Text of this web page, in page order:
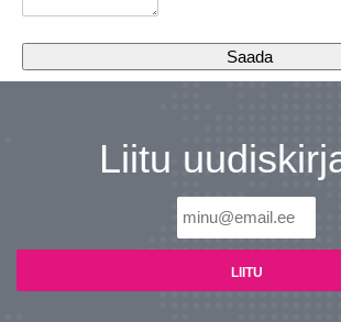
Liitu